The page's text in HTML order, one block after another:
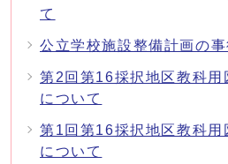
て
公立学校施設整備計画の事
第2回第16採択地区教科用
について
第1回第16採択地区教科用
について